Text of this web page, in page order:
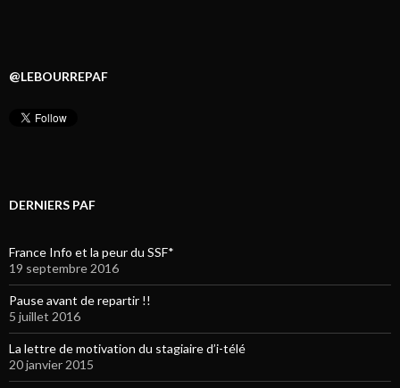
@LEBOURREPAF
DERNIERS PAF
France Info et la peur du SSF*
19 septembre 2016
Pause avant de repartir !!
5 juillet 2016
La lettre de motivation du stagiaire d’i-télé
20 janvier 2015